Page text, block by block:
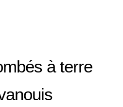
à terre